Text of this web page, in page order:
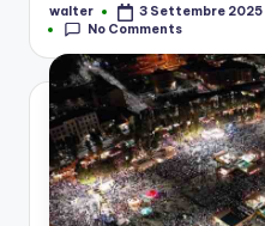
Posted
by
walter 3 Settembre 2025
Tags:
No Comments